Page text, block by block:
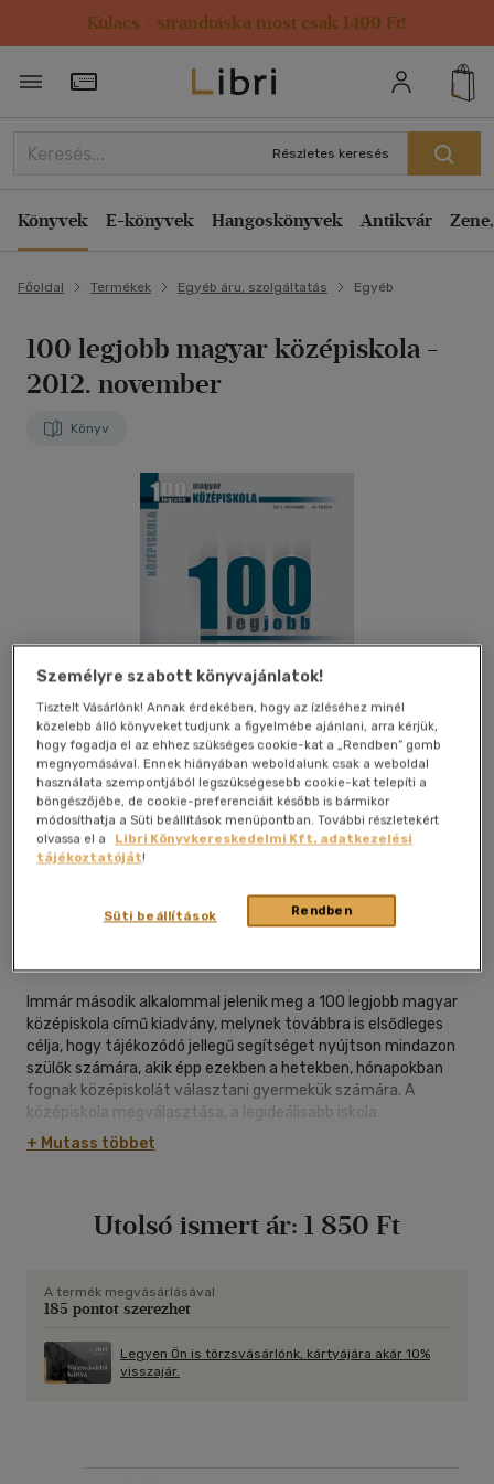
Kulacs / strandtáska most csak 1499 Ft!
Törzsvásárlói Kártya adatai
Részletes keresés
Könyvek E-könyvek Hangoskönyvek Antikvár
Főoldal Termékek Egyéb áru, szolgáltatás Egyéb
100 legjobb magyar középiskola -
2012. november
Könyv
Kívánságlistához adom Megosztom
magyar nyelvű|puhatáblás,
Immár második alkalommal jelenik meg a 100 legjobb magyar
középiskola című kiadvány, melynek továbbra is elsődleges
célja, hogy tájékozódó jellegű segítséget nyújtson mindazon
szülők számára, akik épp ezekben a hetekben, hónapokban
fognak középiskolát választani gyermekük számára. A
középiskola megválasztása, a legideálisabb iskola
megtalálása roppant felelősségteljes döntés, hiszen
gyermekeink elkövetkező négy, hat vagy akár nyolc évét
szerepe van. Természetesen, ahány család, annyiféle
felfigyelhetnek, amely esetleg elkerülte eddig a figyelmüket,
amikor egyik-másik iskolát szerették volna alaposabban
A kiadványunk tartalmazta rangsort a legkörültekintőbben,
+ Mutass többet
Utolsó ismert ár: 1 850 Ft
A termék megvásárlásával
185 pontot szerezhet
Legyen Ön is törzsvásárlónk, kártyájára akár 10%
visszajár.
Személyre szabott könyvajánlatok!
Tisztelt Vásárlónk! Annak érdekében, hogy az ízléséhez minél
közelebb álló könyveket tudjunk a figyelmébe ajánlani, arra kérjük,
hogy fogadja el az ehhez szükséges cookie-kat a „Rendben” gomb
megnyomásával. Ennek hiányában weboldalunk csak a weboldal
használata szempontjából legszükségesebb cookie-kat telepíti a
böngészőjébe, de cookie-preferenciáit később is bármikor
módosíthatja a Süti beállítások menüpontban. További részletekért
olvassa el a
Libri Könyvkereskedelmi Kft. adatkezelési
tájékoztatóját!
Rendben
Süti beállítások